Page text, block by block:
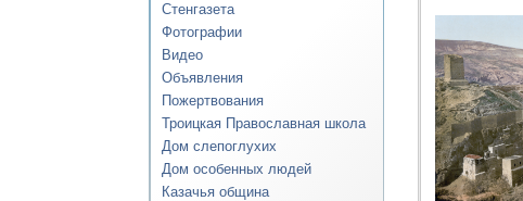
Стенгазета
Фотографии
Видео
Объявления
Пожертвования
Троицкая Православная школа
Дом слепоглухих
Дом особенных людей
Казачья община